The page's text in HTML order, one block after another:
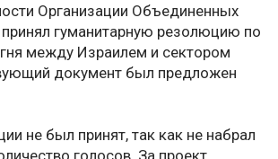
Организации Объединенных
гуманитарную резолюцию по
между Израилем и сектором
документ был предложен
не был принят, так как не набрал